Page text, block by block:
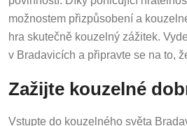
možnostem přizpůsobení a
hra skutečně kouzelný zážitek.
v Bradavicích a připravte se na to,
Zažijte kouzelné
Vstupte do kouzelného světa